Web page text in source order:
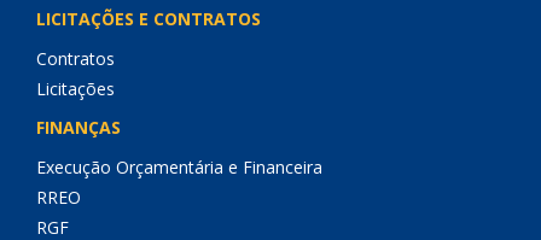
LICITAÇÕES E CONTRATOS
Contratos
Licitações
FINANÇAS
Execução Orçamentária e Financeira
RREO
RGF